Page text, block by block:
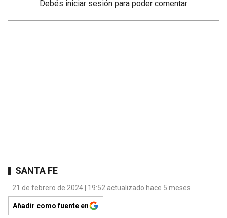
Debés iniciar sesión para poder comentar
SANTA FE
21 de febrero de 2024 | 19:52 actualizado hace 5 meses
Añadir como fuente en